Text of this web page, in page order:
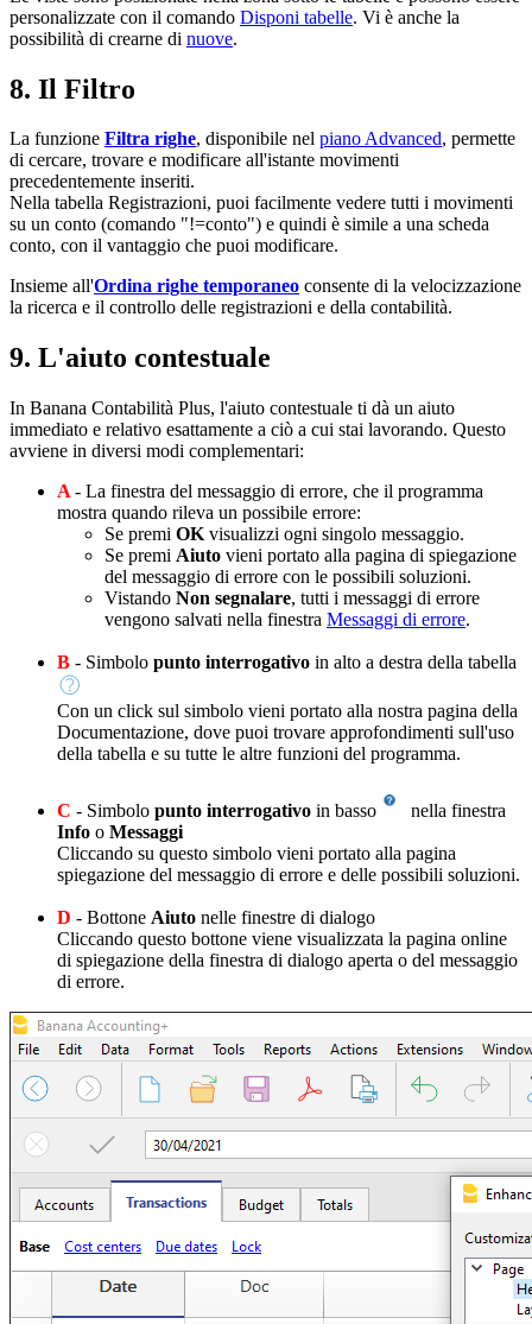
personalizzate con il comando Disponi tabelle. Vi è anche la
possibilità di crearne di nuove.
8. Il Filtro
La funzione Filtra righe, disponibile nel piano Advanced, permette
di cercare, trovare e modificare all'istante movimenti
precedentemente inseriti.
Nella tabella Registrazioni, puoi facilmente vedere tutti i movimenti
su un conto (comando "!=conto") e quindi è simile a una scheda
conto, con il vantaggio che puoi modificare.
Insieme all'Ordina righe temporaneo consente di la velocizzazione
la ricerca e il controllo delle registrazioni e della contabilità.
9. L'aiuto contestuale
In Banana Contabilità Plus, l'aiuto contestuale ti dà un aiuto
immediato e relativo esattamente a ciò a cui stai lavorando. Questo
avviene in diversi modi complementari:
A - La finestra del messaggio di errore, che il programma
mostra quando rileva un possibile errore:
Se premi OK visualizzi ogni singolo messaggio.
Se premi Aiuto vieni portato alla pagina di spiegazione
del messaggio di errore con le possibili soluzioni.
Vistando Non segnalare, tutti i messaggi di errore
vengono salvati nella finestra Messaggi di errore.
B - Simbolo punto interrogativo in alto a destra della tabella
Con un click sul simbolo vieni portato alla nostra pagina della
Documentazione, dove puoi trovare approfondimenti sull'uso
della tabella e su tutte le altre funzioni del programma.
C - Simbolo punto interrogativo in basso
nella finestra
Info o Messaggi
Cliccando su questo simbolo vieni portato alla pagina
spiegazione del messaggio di errore e delle possibili soluzioni.
D - Bottone Aiuto nelle finestre di dialogo
Cliccando questo bottone viene visualizzata la pagina online
di spiegazione della finestra di dialogo aperta o del messaggio
di errore.